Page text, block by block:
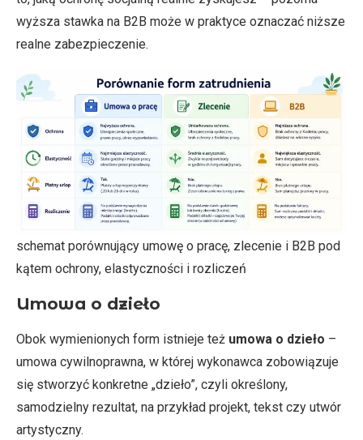
wyższa stawka na B2B może w praktyce oznaczać niższe
realne zabezpieczenie.
schemat porównujący umowę o pracę, zlecenie i B2B pod
kątem ochrony, elastyczności i rozliczeń
Umowa o dzieło
Obok wymienionych form istnieje też umowa o dzieło –
umowa cywilnoprawna, w której wykonawca zobowiązuje
się stworzyć konkretne „dzieło”, czyli określony,
samodzielny rezultat, na przykład projekt, tekst czy utwór
artystyczny.